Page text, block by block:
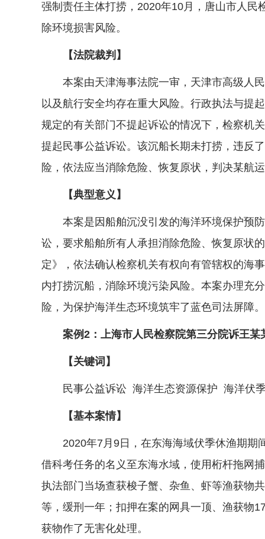
强制责任主体打捞，2020年10月，唐山市人
除环境损害风险。
【法院裁判】
本案由天津海事法院一审，天津市高级人民
以及航行安全均存在重大风险。行政执法与提
规定的有关部门不提起诉讼的情况下，检察机
提起民事公益诉讼。该沉船长期未打捞，违反
险，依法应当消除危险、恢复原状，判决某航
【典型意义】
本案是因船舶沉没引发的海洋环境保护预防
讼，要求船舶所有人承担消除危险、恢复原状
定》，依法确认检察机关有权向有管辖权的海
内打捞沉船，消除环境污染风险。本案办理充
险，为保护海洋生态环境筑牢了蓝色司法屏障。
案例2：上海市人民检察院第三分院诉王某
【关键词】
民事公益诉讼 海洋生态资源保护 海洋伏
【基本案情】
2020年7月9日，在东海海域伏季休渔期期间
借科考任务的名义至东海水域，使用桁杆拖网
执法部门当场查获梭子蟹、杂鱼、虾等渔获物
等，缓刑一年；扣押在案的网具一顶、渔获物
获物作了无害化处理。